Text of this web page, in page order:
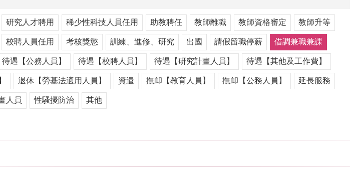
研究人才聘用 稀少性科技人員任用 助教聘任 教師離職 教師資格審定 教師升等
校聘人員任用 考核獎懲 訓練、進修、研究 出國 請假留職停薪 借調兼職兼課
待遇【公務人員】 待遇【校聘人員】 待遇【研究計畫人員】 待遇【其他及工作費】
退休【勞基法適用人員】 資遣 撫卹【教育人員】 撫卹【公務人員】 延長服務
人員 性騷擾防治 其他